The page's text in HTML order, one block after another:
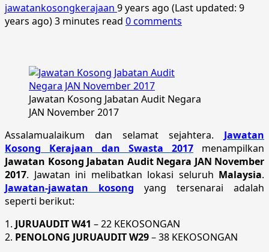
jawatankosongkerajaan 9 years ago (Last updated: 9
years ago)3 minutes read 0 comments
Jawatan Kosong Jabatan Audit Negara
JAN November 2017
Assalamualaikum dan selamat sejahtera. Jawatan
Kosong Kerajaan dan Swasta 2017 menampilkan
Jawatan Kosong Jabatan Audit Negara JAN November
2017. Jawatan ini melibatkan lokasi seluruh Malaysia.
Jawatan-jawatan kosong yang tersenarai adalah
seperti berikut:
1. JURUAUDIT W41 – 22 KEKOSONGAN
2. PENOLONG JURUAUDIT W29– 38 KEKOSONGAN